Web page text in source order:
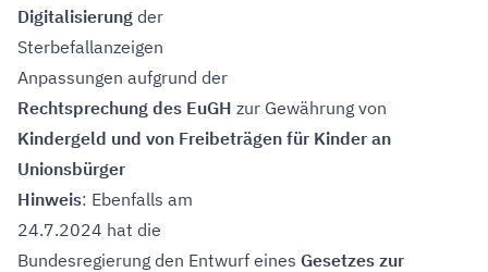
Digitalisierung der
Sterbefallanzeigen
Anpassungen aufgrund der
Rechtsprechung des EuGH zur Gewährung von
Kindergeld und von Freibeträgen für Kinder an
Unionsbürger
Hinweis: Ebenfalls am
24.7.2024 hat die
Bundesregierung den Entwurf eines Gesetzes zur